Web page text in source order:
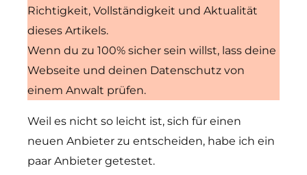
Richtigkeit, Vollständigkeit und Aktualität
dieses Artikels.
Wenn du zu 100% sicher sein willst, lass deine
Webseite und deinen Datenschutz von
einem Anwalt prüfen.
Weil es nicht so leicht ist, sich für einen
neuen Anbieter zu entscheiden, habe ich ein
paar Anbieter getestet.